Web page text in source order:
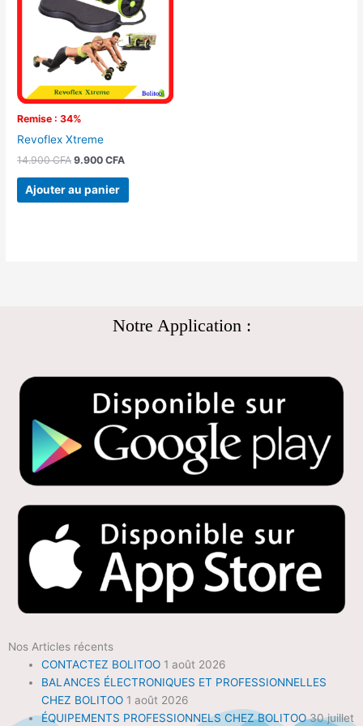
Remise : 34%
Revoflex Xtreme
14.900CFA
14.900 CFA.
9.900CFA
9.900 CFA.
Ajouter au panier
Notre Application :
Nos Articles récents
CONTACTEZ BOLITOO 1 août 2026
BALANCES ÉLECTRONIQUES ET PROFESSIONNELLES
CHEZ BOLITOO 1 août 2026
ÉQUIPEMENTS PROFESSIONNELS CHEZ BOLITOO 30 juillet